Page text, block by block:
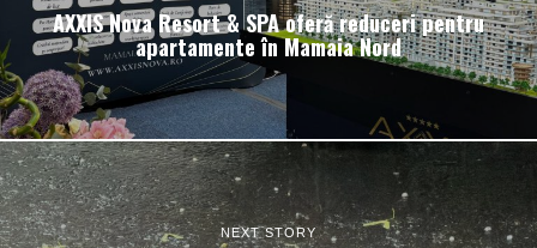
AXXIS Nova Resort & SPA oferă reduceri pentru
apartamente în Mamaia Nord
NEXT STORY